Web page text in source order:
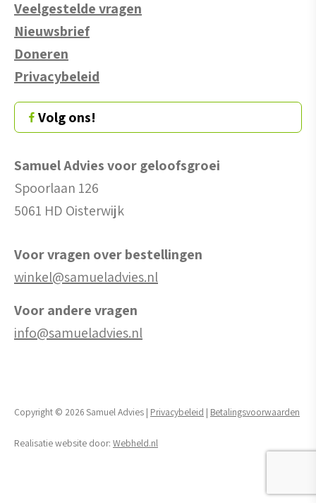
Veelgestelde vragen
Nieuwsbrief
Doneren
Privacybeleid
Volg ons!
Samuel Advies voor geloofsgroei
Spoorlaan 126
5061 HD Oisterwijk
Voor vragen over bestellingen
winkel@samueladvies.nl
Voor andere vragen
info@samueladvies.nl
Copyright © 2026 Samuel Advies | Privacybeleid | Betalingsvoorwaarden
Realisatie website door: Webheld.nl